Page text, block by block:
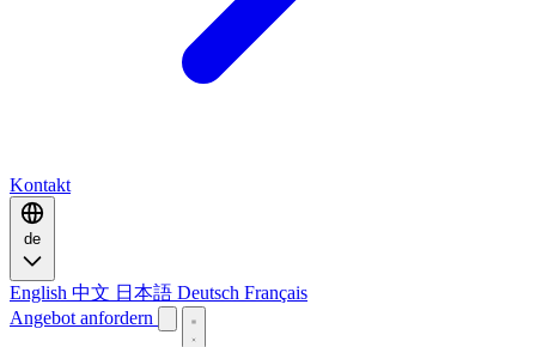
Kontakt
de
English 中文 日本語 Deutsch Français
Angebot anfordern